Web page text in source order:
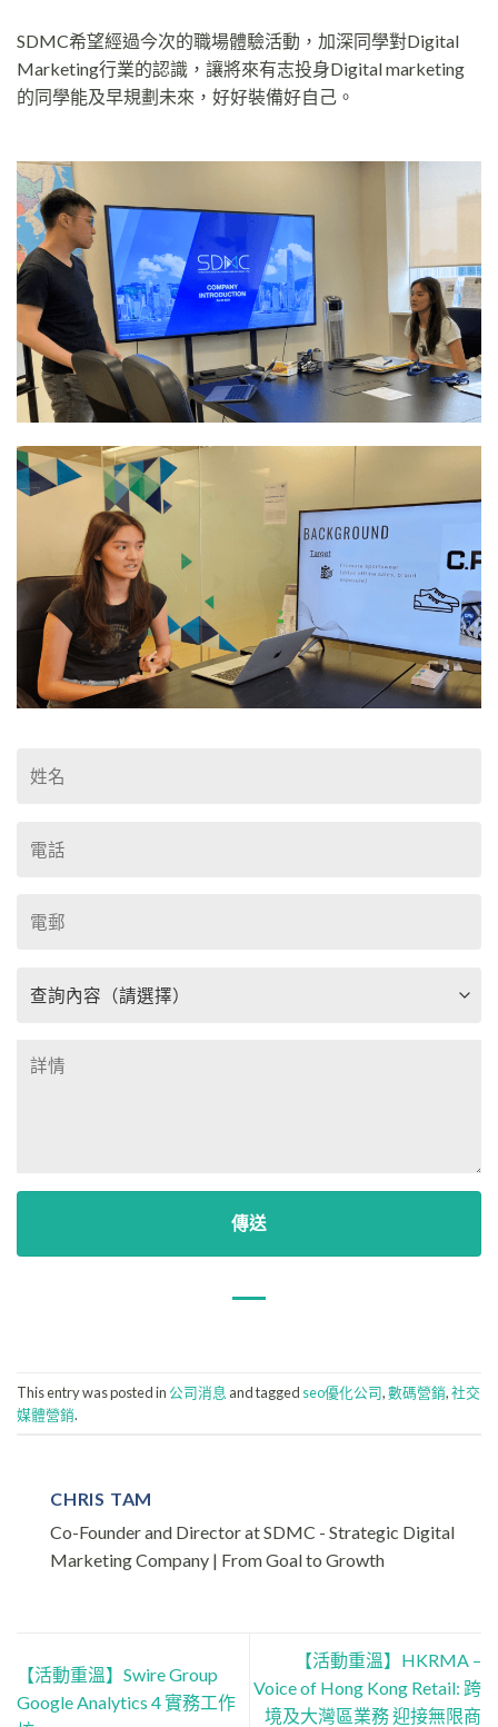
SDMC希望經過今次的職場體驗活動，加深同學對Digital
Marketing行業的認識，讓將來有志投身Digital marketing
的同學能及早規劃未來，好好裝備好自己。
This entry was posted in 公司消息 and tagged seo優化公司,數碼營銷,社交
媒體營銷.
CHRIS TAM
Co-Founder and Director at SDMC - Strategic Digital
Marketing Company | From Goal to Growth
【活動重溫】Swire Group
Google Analytics 4 實務工作
【活動重溫】HKRMA –
Voice of Hong Kong Retail: 跨
境及大灣區業務 迎接無限商